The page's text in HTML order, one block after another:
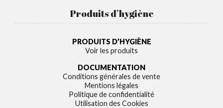
Produits d’hygiène
PRODUITS D’HYGIÈNE
Voir les produits
DOCUMENTATION
Conditions générales de vente
Mentions légales
Politique de confidentialité
Utilisation des Cookies